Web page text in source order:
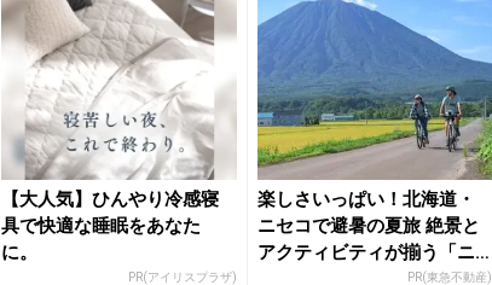
【大人気】ひんやり冷感寝
具で快適な睡眠をあなた
に。
PR(アイリスプラザ)
楽しさいっぱい！北海道・
ニセコで避暑の夏旅 絶景と
アクティビティが揃う「ニ
PR(東急不動産)